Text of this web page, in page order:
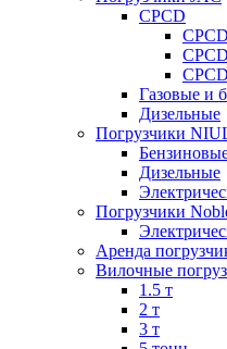
CPCD
Газовые и
Дизельные
Погрузчики
Дизельные
Погрузчики
Аренда
Вилочные
1.5 т
2 т
3 т